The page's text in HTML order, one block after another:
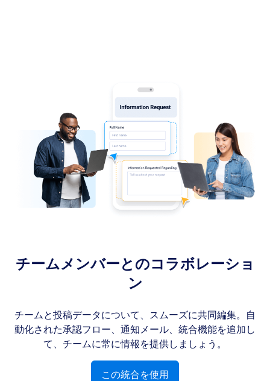
チームメンバーとのコラボレーショ
ン
チームと投稿データについて、スムーズに共同編集。自
動化された承認フロー、通知メール、統合機能を追加し
て、チームに常に情報を提供しましょう。
この統合を使用